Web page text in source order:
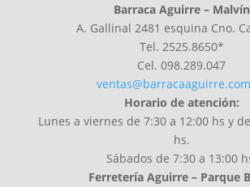
Barraca Aguirre – Malvín
A. Gallinal 2481 esquina Cno.
Tel. 2525.8650*
Cel. 098.289.047
Horario de atención:
Lunes a viernes de 7:30 a 12:00 hs y
hs.
Sábados de 7:30 a 13:00
Ferretería Aguirre – Parque